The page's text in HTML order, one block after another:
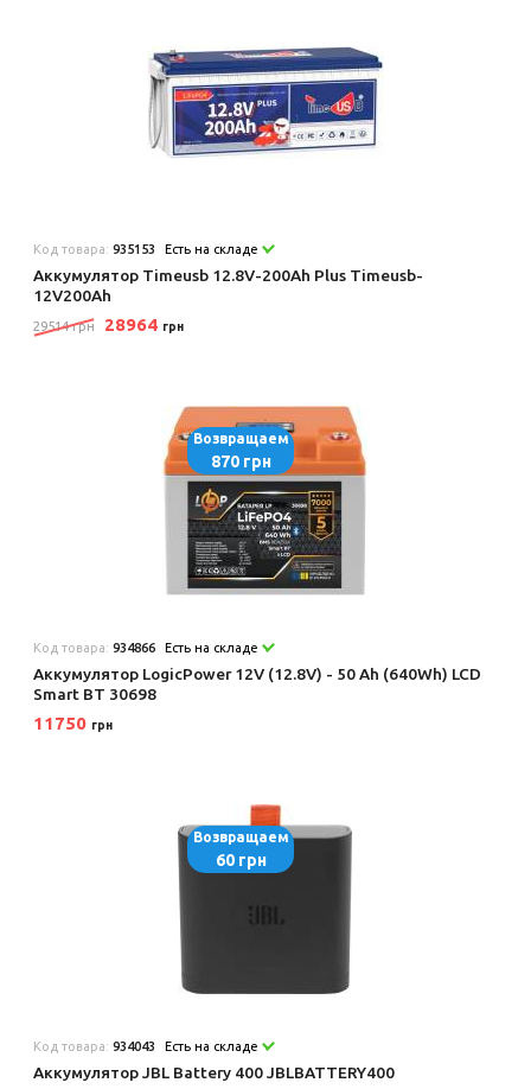
Код товара:935153 Есть на складе
Аккумулятор Timeusb 12.8V-200Ah Plus Timeusb-
12V200Ah
29514 грн 28964 грн
Возвращаем
870 грн
Код товара:934866 Есть на складе
Аккумулятор LogicPower 12V (12.8V) - 50 Ah (640Wh) LCD
Smart BT 30698
11750 грн
Возвращаем
60 грн
Код товара:934043 Есть на складе
Аккумулятор JBL Battery 400 JBLBATTERY400